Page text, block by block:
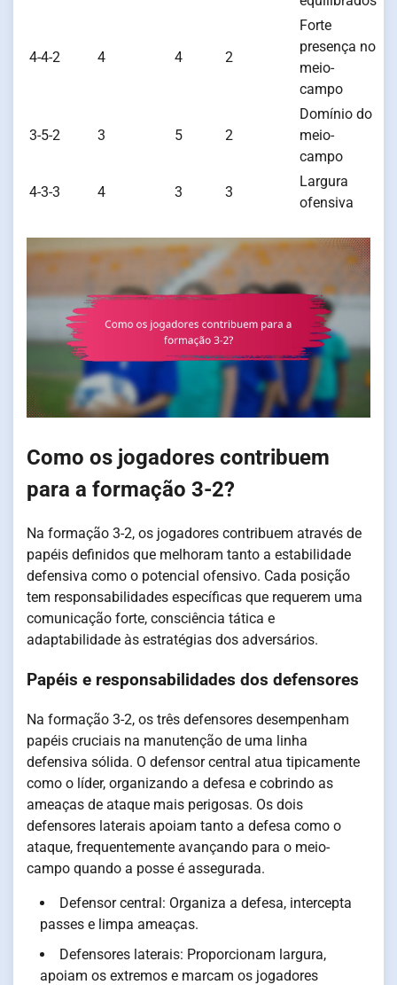
4-4-2 4 4 2
Forte
presença no
meio-
campo
3-5-2 3 5 2
Domínio do
meio-
campo
4-3-3 4 3 3
Largura
ofensiva
Como os jogadores contribuem
para a formação 3-2?
Na formação 3-2, os jogadores contribuem através de
papéis definidos que melhoram tanto a estabilidade
defensiva como o potencial ofensivo. Cada posição
tem responsabilidades específicas que requerem uma
comunicação forte, consciência tática e
adaptabilidade às estratégias dos adversários.
Papéis e responsabilidades dos defensores
Na formação 3-2, os três defensores desempenham
papéis cruciais na manutenção de uma linha
defensiva sólida. O defensor central atua tipicamente
como o líder, organizando a defesa e cobrindo as
ameaças de ataque mais perigosas. Os dois
defensores laterais apoiam tanto a defesa como o
ataque, frequentemente avançando para o meio-
campo quando a posse é assegurada.
Defensor central: Organiza a defesa, intercepta
passes e limpa ameaças.
Defensores laterais: Proporcionam largura,
apoiam os extremos e marcam os jogadores